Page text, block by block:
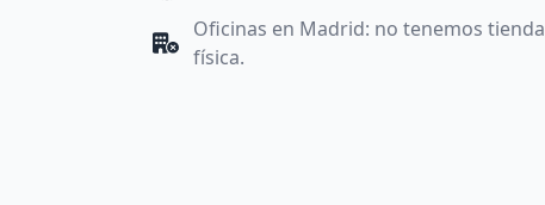
Oficinas en Madrid: no tenemos tienda
física.